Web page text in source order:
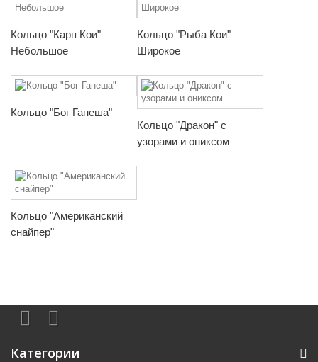
Кольцо "Карп Кои"
Небольшое
Кольцо "Рыба Кои"
Широкое
Кольцо "Бог Ганеша"
Кольцо "Дракон" с
узорами и ониксом
Кольцо "Американский
снайпер"
Категории